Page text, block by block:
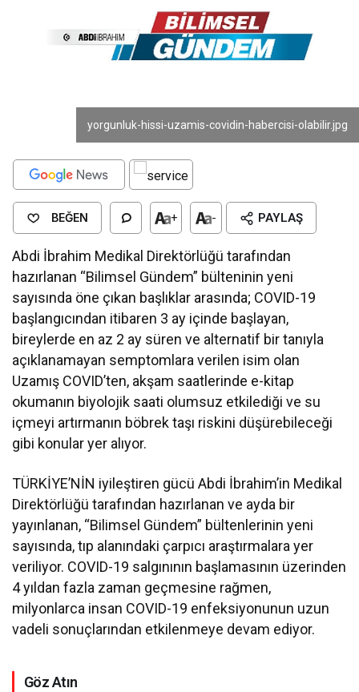
yorgunluk-hissi-uzamis-covidin-habercisi-olabilir.jpg
BEĞEN + - PAYLAŞ
Abdi İbrahim Medikal Direktörlüğü tarafından
hazırlanan “Bilimsel Gündem” bülteninin yeni
sayısında öne çıkan başlıklar arasında; COVID-19
başlangıcından itibaren 3 ay içinde başlayan,
bireylerde en az 2 ay süren ve alternatif bir tanıyla
açıklanamayan semptomlara verilen isim olan
Uzamış COVID’ten, akşam saatlerinde e-kitap
okumanın biyolojik saati olumsuz etkilediği ve su
içmeyi artırmanın böbrek taşı riskini düşürebileceği
gibi konular yer alıyor.
TÜRKİYE’NİN iyileştiren gücü Abdi İbrahim’in Medikal
Direktörlüğü tarafından hazırlanan ve ayda bir
yayınlanan, “Bilimsel Gündem” bültenlerinin yeni
sayısında, tıp alanındaki çarpıcı araştırmalara yer
veriliyor. COVID-19 salgınının başlamasının üzerinden
4 yıldan fazla zaman geçmesine rağmen,
milyonlarca insan COVID-19 enfeksiyonunun uzun
vadeli sonuçlarından etkilenmeye devam ediyor.
Göz Atın